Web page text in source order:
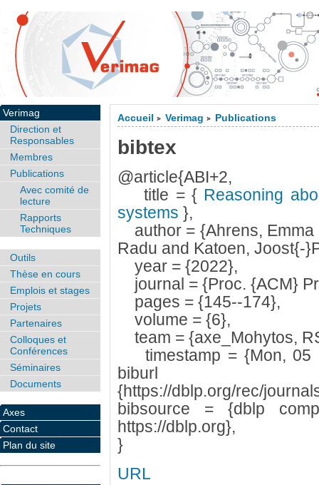
Accueil > Verimag > Publications
bibtex
@article{ABI+2,
title = { Reasoning
systems },
author = {Ahrens, Emma
Radu and Katoen, Joost{-
year = {2022},
journal = {Proc. {ACM}
pages = {145--174},
volume = {6},
team = {axe_Mohytos,
timestamp = {Mon, 05
{https://dblp.org/rec/
bibsource = {dblp
https://dblp.org},
}
URL
Verimag
Direction et
Responsables
Membres
Publications
Avec comité de
lecture
Rapports
Techniques
Outils
Thèse en cours
Emplois et stages
Projets
Partenaires
Colloques et
Conférences
Séminaires
Documents
Axes
Contact
Plan du site